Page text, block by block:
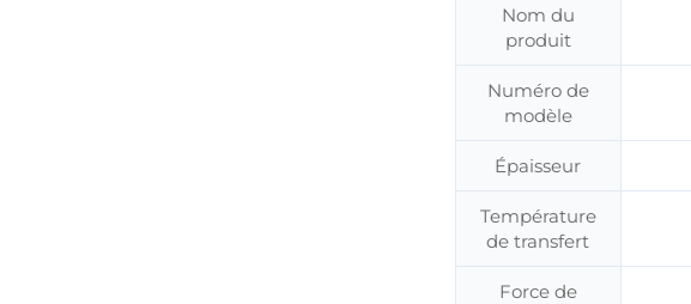
Nom du
produit
Numéro de
modèle
Épaisseur
Température
de transfert
Force de